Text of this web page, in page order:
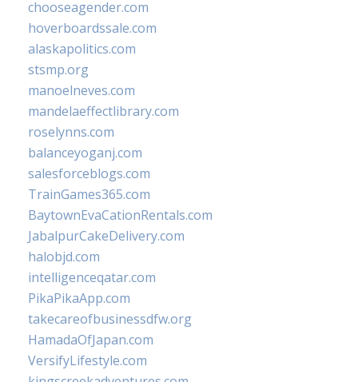
chooseagender.com
hoverboardssale.com
alaskapolitics.com
stsmp.org
manoelneves.com
mandelaeffectlibrary.com
roselynns.com
balanceyoganj.com
salesforceblogs.com
TrainGames365.com
BaytownEvaCationRentals.com
JabalpurCakeDelivery.com
halobjd.com
intelligenceqatar.com
PikaPikaApp.com
takecareofbusinessdfw.org
HamadaOfJapan.com
VersifyLifestyle.com